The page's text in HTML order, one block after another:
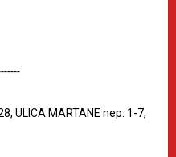
ULICA MARTANE nep. 1-7,